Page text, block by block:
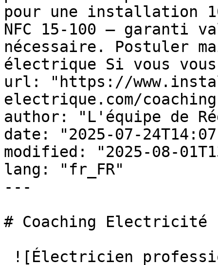
pour une installation
NFC 15-100 – garanti
nécessaire. Postuler
électrique Si vous
url: "https://
electrique.com/
author: "L'équipe de
date: "2025-07-
modified: "2025-08-
lang: "fr_FR"
---
# Coaching Electricité